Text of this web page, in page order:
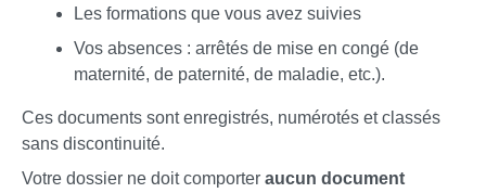
Les formations que vous avez suivies
Vos absences : arrêtés de mise en congé (de
maternité, de paternité, de maladie, etc.).
Ces documents sont enregistrés, numérotés et classés
sans discontinuité.
Votre dossier ne doit comporter aucun document